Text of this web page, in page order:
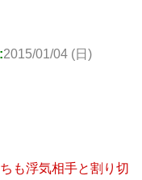
2015/01/04 (日)
も浮気相手と割り切